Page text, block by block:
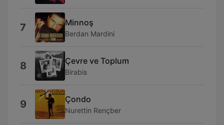
7 Minnoş
Berdan Mardini
8 Çevre ve Toplum
Birabis
9 Çondo
Nurettin Rençber